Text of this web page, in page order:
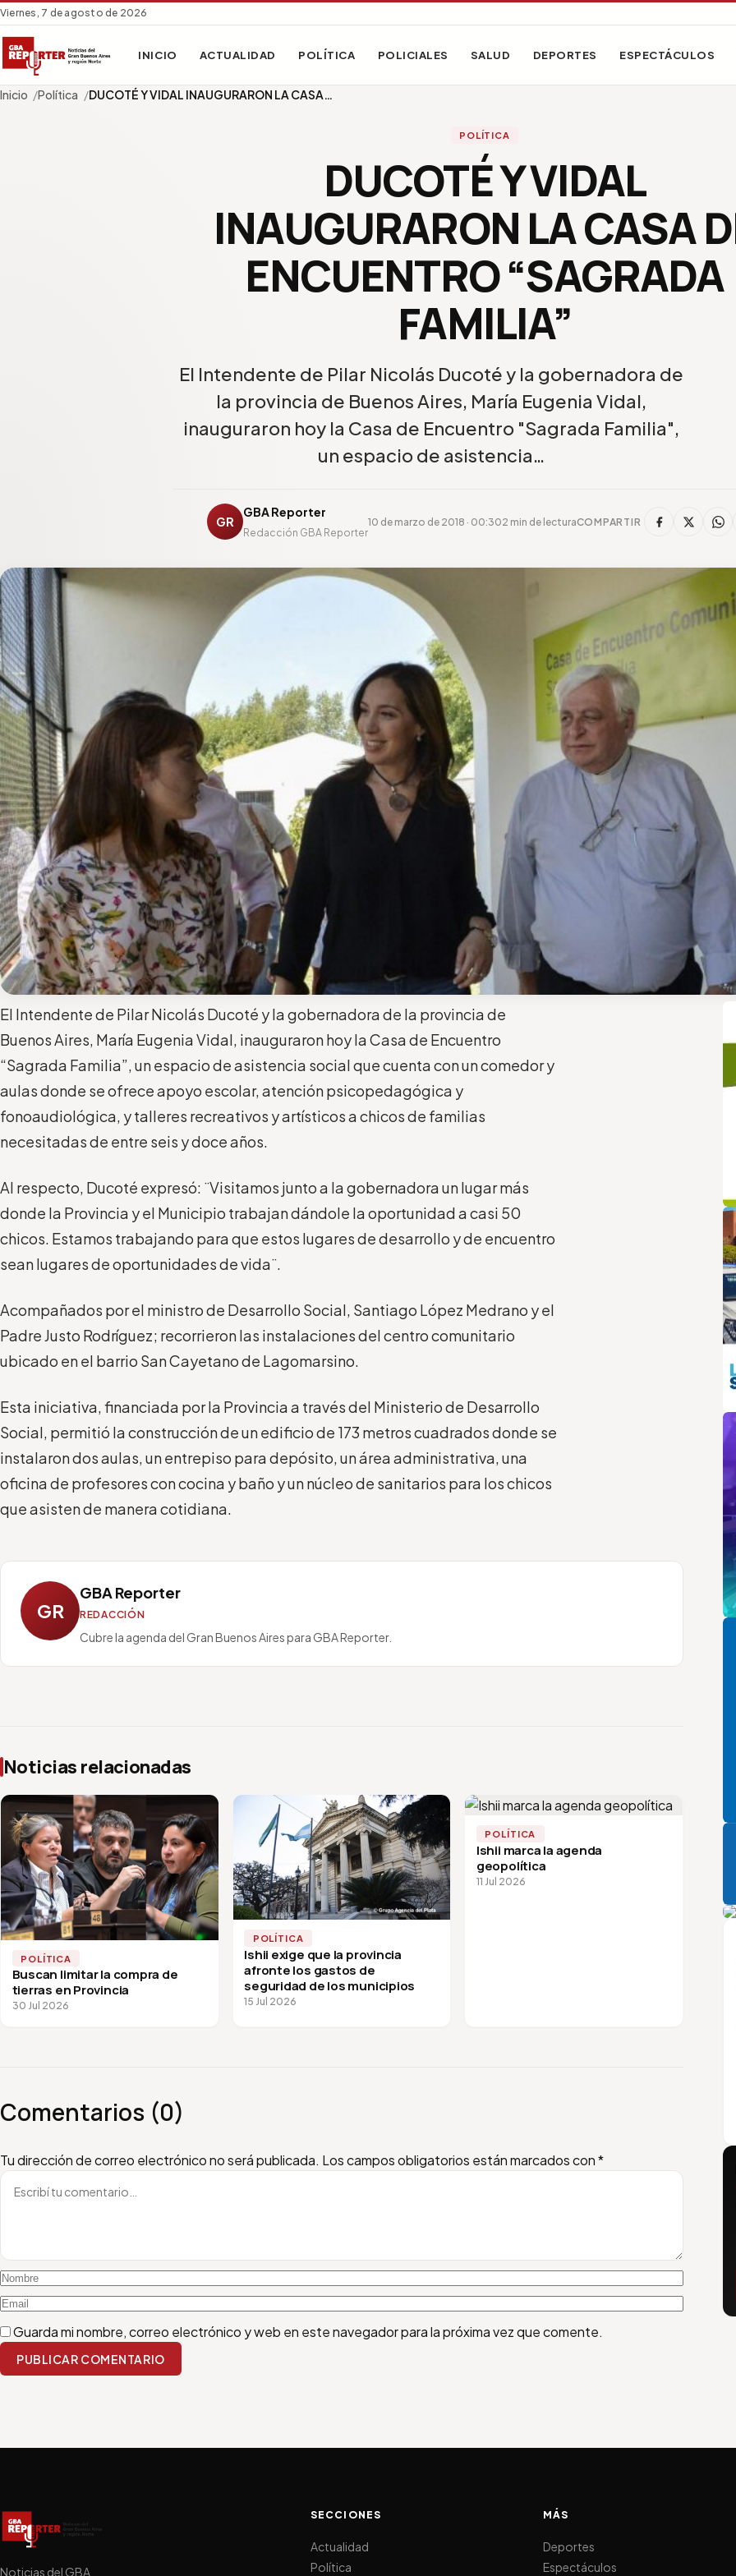
Viernes, 7 de agosto de 2026
INICIO ACTUALIDAD POLÍTICA POLICIALES SALUD DEPORTES ESPECTÁCULOS
Inicio Política DUCOTÉ Y VIDAL INAUGURARON LA CASA…
POLÍTICA
DUCOTÉ Y VIDAL
INAUGURARON LA CASA
ENCUENTRO “SAGRADA
FAMILIA”
El Intendente de Pilar Nicolás Ducoté y la gobernadora de
la provincia de Buenos Aires, María Eugenia Vidal,
inauguraron hoy la Casa de Encuentro "Sagrada Familia",
un espacio de asistencia…
GR
GBA Reporter
Redacción GBA Reporter
10 de marzo de 2018 · 00:302 min de lecturaCOMPARTIR
El Intendente de Pilar Nicolás Ducoté y la gobernadora de la provincia de
Buenos Aires, María Eugenia Vidal, inauguraron hoy la Casa de Encuentro
“Sagrada Familia”, un espacio de asistencia social que cuenta con un comedor y
aulas donde se ofrece apoyo escolar, atención psicopedagógica y
fonoaudiológica, y talleres recreativos y artísticos a chicos de familias
necesitadas de entre seis y doce años.
Al respecto, Ducoté expresó: ¨Visitamos junto a la gobernadora un lugar más
donde la Provincia y el Municipio trabajan dándole la oportunidad a casi 50
chicos. Estamos trabajando para que estos lugares de desarrollo y de encuentro
sean lugares de oportunidades de vida¨.
Acompañados por el ministro de Desarrollo Social, Santiago López Medrano y el
Padre Justo Rodríguez; recorrieron las instalaciones del centro comunitario
ubicado en el barrio San Cayetano de Lagomarsino.
Esta iniciativa, financiada por la Provincia a través del Ministerio de Desarrollo
Social, permitió la construcción de un edificio de 173 metros cuadrados donde se
instalaron dos aulas, un entrepiso para depósito, un área administrativa, una
oficina de profesores con cocina y baño y un núcleo de sanitarios para los chicos
que asisten de manera cotidiana.
GR
GBA Reporter
REDACCIÓN
Cubre la agenda del Gran Buenos Aires para GBA Reporter.
Noticias relacionadas
POLÍTICA
Buscan limitar la compra de
tierras en Provincia
30 Jul 2026
POLÍTICA
Ishii exige que la provincia
afronte los gastos de
seguridad de los municipios
15 Jul 2026
POLÍTICA
Ishii marca la agenda
geopolítica
11 Jul 2026
Comentarios (0)
Tu dirección de correo electrónico no será publicada. Los campos obligatorios están marcados con*
Escribí tu comentario
Nombre
Email
Guarda mi nombre, correo electrónico y web en este navegador para la próxima vez que comente.
PUBLICAR COMENTARIO
Noticias del GBA
SECCIONES
Actualidad
Política
MÁS
Deportes
Espectáculos